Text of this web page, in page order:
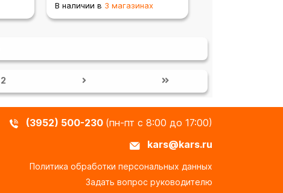
В наличии в 3 магазинах
2
(3952) 500-230 (пн-пт с 8:00 до 17:00)
kars@kars.ru
Политика обработки персональных данных
Задать вопрос руководителю